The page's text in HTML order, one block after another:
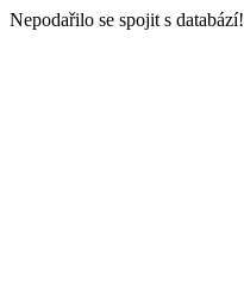
Nepodařilo se spojit s databází!